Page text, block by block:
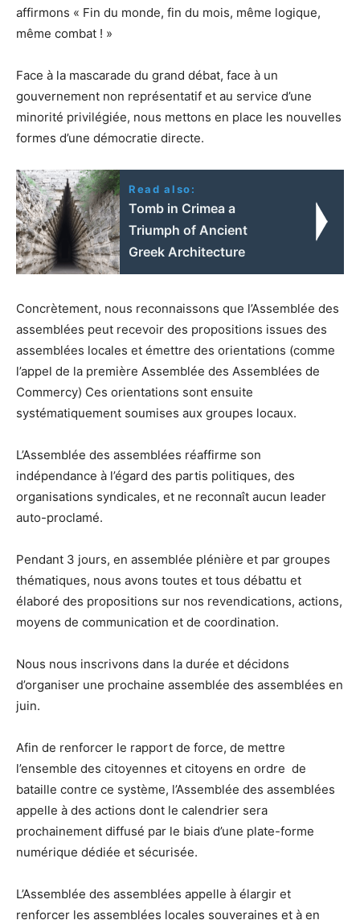
affirmons « Fin du monde, fin du mois, même logique,
même combat ! »
Face à la mascarade du grand débat, face à un
gouvernement non représentatif et au service d’une
minorité privilégiée, nous mettons en place les nouvelles
formes d’une démocratie directe.
Read also:
Tomb in Crimea a
Triumph of Ancient
Greek Architecture
Concrètement, nous reconnaissons que l’Assemblée des
assemblées peut recevoir des propositions issues des
assemblées locales et émettre des orientations (comme
l’appel de la première Assemblée des Assemblées de
Commercy) Ces orientations sont ensuite
systématiquement soumises aux groupes locaux.
L’Assemblée des assemblées réaffirme son
indépendance à l’égard des partis politiques, des
organisations syndicales, et ne reconnaît aucun leader
auto-proclamé.
Pendant 3 jours, en assemblée plénière et par groupes
thématiques, nous avons toutes et tous débattu et
élaboré des propositions sur nos revendications, actions,
moyens de communication et de coordination.
Nous nous inscrivons dans la durée et décidons
d’organiser une prochaine assemblée des assemblées en
juin.
Afin de renforcer le rapport de force, de mettre
l’ensemble des citoyennes et citoyens en ordre de
bataille contre ce système, l’Assemblée des assemblées
appelle à des actions dont le calendrier sera
prochainement diffusé par le biais d’une plate-forme
numérique dédiée et sécurisée.
L’Assemblée des assemblées appelle à élargir et
renforcer les assemblées locales souveraines et à en